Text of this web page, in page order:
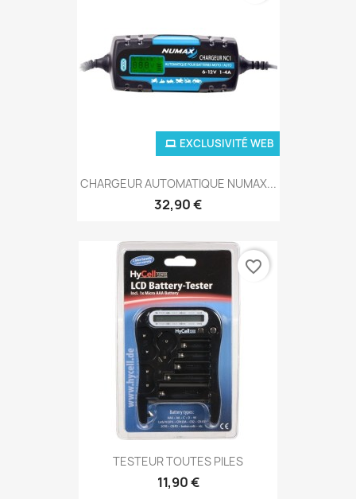
CHARGEUR AUTOMATIQUE NUMAX...
32,90 €
EXCLUSIVITÉ WEB
TESTEUR TOUTES PILES
11,90 €
favorite_border